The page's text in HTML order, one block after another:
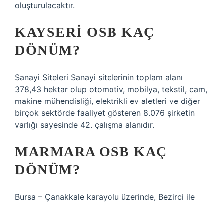
oluşturulacaktır.
KAYSERI OSB KAÇ
DÖNÜM?
Sanayi Siteleri Sanayi sitelerinin toplam alanı
378,43 hektar olup otomotiv, mobilya, tekstil, cam,
makine mühendisliği, elektrikli ev aletleri ve diğer
birçok sektörde faaliyet gösteren 8.076 şirketin
varlığı sayesinde 42. çalışma alanıdır.
MARMARA OSB KAÇ
DÖNÜM?
Bursa – Çanakkale karayolu üzerinde, Bezirci ile